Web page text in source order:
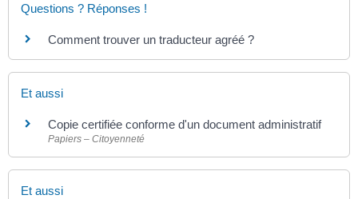
Questions ? Réponses !
Comment trouver un traducteur agréé ?
Et aussi
Copie certifiée conforme d'un document administratif
Papiers – Citoyenneté
Et aussi